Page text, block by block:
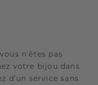
n’êtes pas
votre bijou dans
d’un service sans